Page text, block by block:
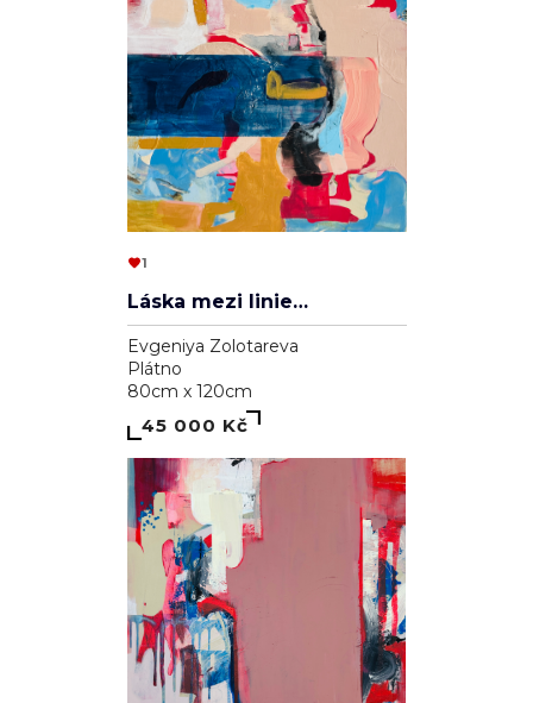
1
Láska mezi liniemi
Evgeniya Zolotareva
Plátno
80cm x 120cm
45 000 Kč